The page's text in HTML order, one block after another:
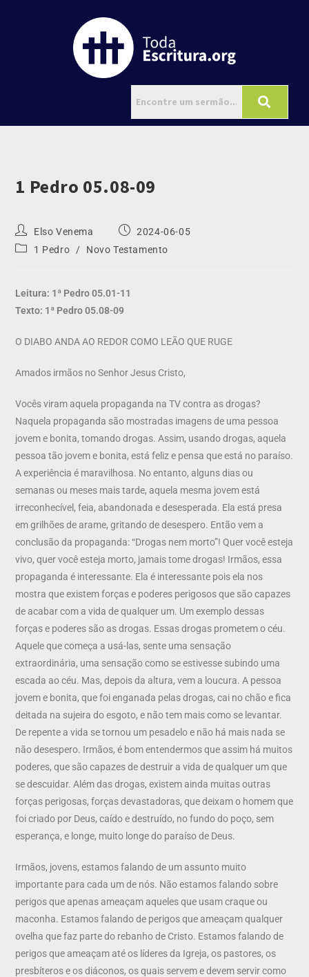
1 Pedro 05.08-09
Elso Venema
2024-06-05
1 Pedro
/ Novo Testamento
Leitura: 1ª Pedro 05.01-11
Texto: 1ª Pedro 05.08-09
O DIABO ANDA AO REDOR COMO LEÃO QUE RUGE
Amados irmãos no Senhor Jesus Cristo,
Vocês viram aquela propaganda na TV contra as drogas?
Naquela propaganda são mostradas imagens de uma pessoa
jovem e bonita, tomando drogas. Assim, usando drogas, aquela
pessoa tão jovem e bonita, está feliz e pensa que está no paraíso.
A experiência é maravilhosa. No entanto, alguns dias ou
semanas ou meses mais tarde, aquela mesma jovem está
irreconhecível, feia, abandonada e desesperada. Ela está presa
em grilhões de arame, gritando de desespero. Então vem a
conclusão da propaganda: “Drogas nem morto”! Quer você esteja
vivo, quer você esteja morto, jamais tome drogas! Irmãos, essa
propaganda é interessante. Ela é interessante pois ela nos
mostra que existem forças e poderes perigosos que são capazes
de acabar com a vida de qualquer um. Um exemplo dessas
forças e poderes são as drogas. Essas drogas prometem o céu.
Aquele que começa a usá-las, sente uma sensação
extraordinária, uma sensação como se estivesse subindo uma
escada ao céu. Mas, depois da altura, vem a loucura. A pessoa
jovem e bonita, que foi enganada pelas drogas, cai no chão e fica
deitada na sujeira do esgoto, e não tem mais como se levantar.
De repente a vida se tornou um pesadelo e não há mais nada se
não desespero. Irmãos, é bom entendermos que assim há muitos
poderes, que são capazes de destruir a vida de qualquer um que
se descuidar. Além das drogas, existem ainda muitas outras
forças perigosas, forças devastadoras, que deixam o homem que
foi criado por Deus, caído e destruído, no fundo do poço, sem
esperança, e longe, muito longe do paraíso de Deus.
Irmãos, jovens, estamos falando de um assunto muito
importante para cada um de nós. Não estamos falando sobre
perigos que apenas ameaçam aqueles que usam craque ou
maconha. Estamos falando de perigos que ameaçam qualquer
ovelha que faz parte do rebanho de Cristo. Estamos falando de
perigos que ameaçam até os líderes da Igreja, os pastores, os
presbíteros e os diáconos, os quais servem e devem servir como